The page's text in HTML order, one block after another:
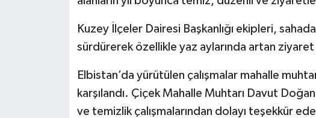
Kuzey İlçeler Dairesi Başkanlığı ekipleri,
sürdürerek özellikle yaz aylarında artan ziyaret
Elbistan’da yürütülen çalışmalar mahalle
karşılandı. Çiçek Mahalle Muhtarı Davut
ve temizlik çalışmalarından dolayı teşekkür